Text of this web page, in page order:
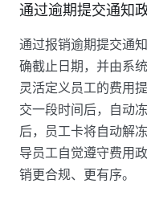
通过逾期提交通知
通过报销逾期提交通
确截止日期，并由系
灵活定义员工的费用
交一段时间后，自动
后，员工卡将自动解
导员工自觉遵守费用
销更合规、更有序。